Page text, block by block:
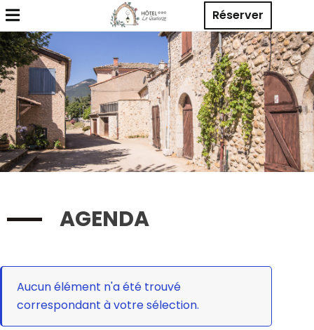
Réserver
AGENDA
Aucun élément n'a été trouvé
correspondant à votre sélection.